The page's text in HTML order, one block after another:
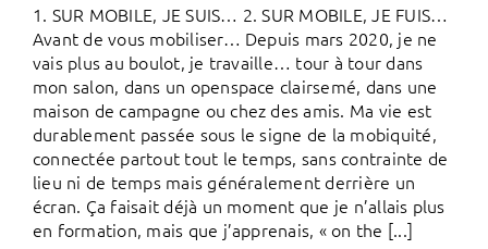
1. SUR MOBILE, JE SUIS… 2. SUR MOBILE, JE FUIS…
Avant de vous mobiliser… Depuis mars 2020, je ne
vais plus au boulot, je travaille… tour à tour dans
mon salon, dans un openspace clairsemé, dans une
maison de campagne ou chez des amis. Ma vie est
durablement passée sous le signe de la mobiquité,
connectée partout tout le temps, sans contrainte de
lieu ni de temps mais généralement derrière un
écran. Ça faisait déjà un moment que je n’allais plus
en formation, mais que j’apprenais, « on the [...]